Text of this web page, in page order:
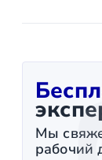
Мы
рабочий